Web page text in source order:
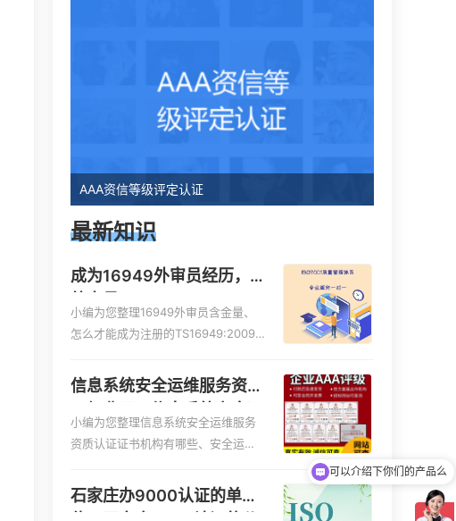
AAA资信等级评定认证
最新知识
成为16949外审员经历，
小编为您整理16949外审员含金量、
怎么才能成为注册的TS16949:2009
过不了解具体情况、iso9000外审
员、SA8000外审员培训相关iso体系
认证知识，详情可查看下方正文！
信息系统安全运维服务资质
维服务资质二级
小编为您整理信息系统安全运维服务
资质认证证书机构有哪些、安全运维
服务资质哪家便宜、安全运维服务资
质认证哪家效率高、信息系统安全集
石家庄办9000认证的单
可以介绍下你们的产品么